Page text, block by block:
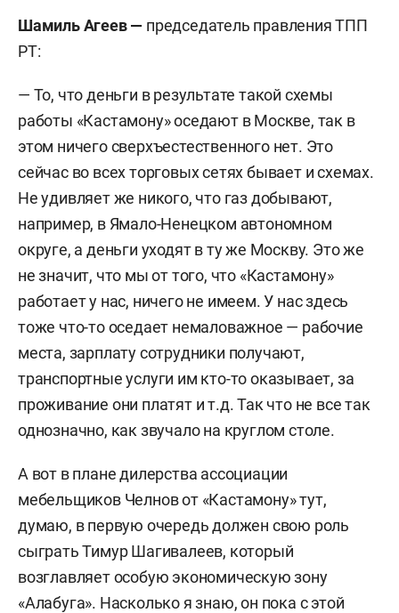
Шамиль Агеев — председатель правления ТПП
РТ:
— То, что деньги в результате такой схемы
работы «Кастамону» оседают в Москве, так в
этом ничего сверхъестественного нет. Это
сейчас во всех торговых сетях бывает и схемах.
Не удивляет же никого, что газ добывают,
например, в Ямало-Ненецком автономном
округе, а деньги уходят в ту же Москву. Это же
не значит, что мы от того, что «Кастамону»
работает у нас, ничего не имеем. У нас здесь
тоже что-то оседает немаловажное — рабочие
места, зарплату сотрудники получают,
транспортные услуги им кто-то оказывает, за
проживание они платят и т.д. Так что не все так
однозначно, как звучало на круглом столе.
А вот в плане дилерства ассоциации
мебельщиков Челнов от «Кастамону» тут,
думаю, в первую очередь должен свою роль
сыграть Тимур Шагивалеев, который
возглавляет особую экономическую зону
«Алабуга». Насколько я знаю, он пока с этой